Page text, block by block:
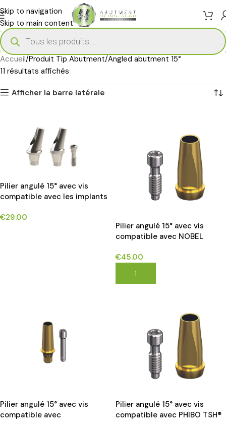
Skip to navigation
Skip to main content
Accueil Produit Tip Abutment Angled abutment 15°
11 résultats affichés
Afficher la barre latérale
Pilier angulé 15° avec vis
compatible avec les implants
€29.00
Pilier angulé 15° avec vis
compatible avec NOBEL
implants*
€45.00
AJOUTER AU PANIER
Pilier angulé 15° avec vis
compatible avec
Pilier angulé 15° avec vis
compatible avec PHIBO TSH®